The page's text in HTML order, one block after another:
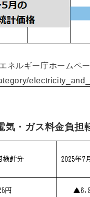
ネルギー庁ホームペ
・ガス料金負担